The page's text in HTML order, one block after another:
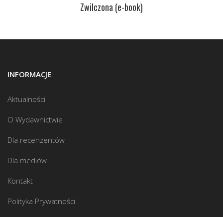
Zwilczona (e-book)
INFORMACJE
Aktualności
O Wydawnictwie
Dla recenzentów
Dla mediów
Kontakt
Polityka Prywatności